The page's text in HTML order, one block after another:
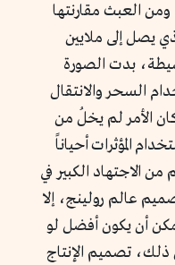
العبث مقارنتها
يصل إلى ملايين
بدت الصورة
السحر والانتقال
الأمر لم يخلُ من
المؤثرات أحياناً
الاجتهاد الكبير في
عالم رولينج، إلا
أن يكون أفضل لو
ذلك، تصميم الإنتاج